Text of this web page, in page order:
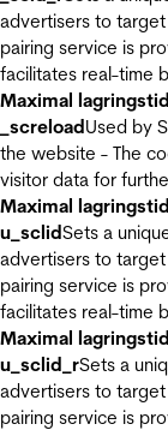
advertisers to
pairing service is
facilitates real-time
Maximal lagringstid
_screloadUsed by
the website - The
visitor data for
Maximal lagringstid
u_sclidSets a
advertisers to
pairing service is
facilitates real-time
Maximal lagringstid
u_sclid_rSets a
advertisers to
pairing service is